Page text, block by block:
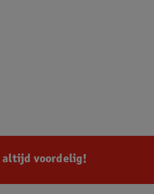
altijd voordelig!